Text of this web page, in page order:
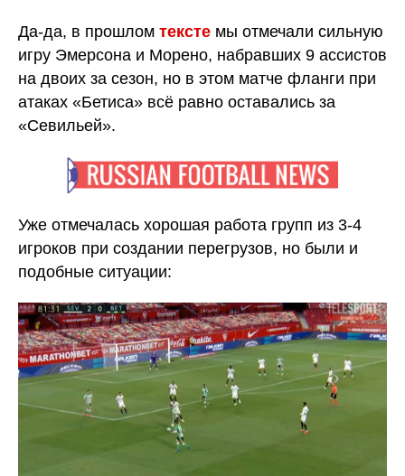
Да-да, в прошлом тексте мы отмечали сильную
игру Эмерсона и Морено, набравших 9 ассистов
на двоих за сезон, но в этом матче фланги при
атаках «Бетиса» всё равно оставались за
«Севильей».
Уже отмечалась хорошая работа групп из 3-4
игроков при создании перегрузов, но были и
подобные ситуации: